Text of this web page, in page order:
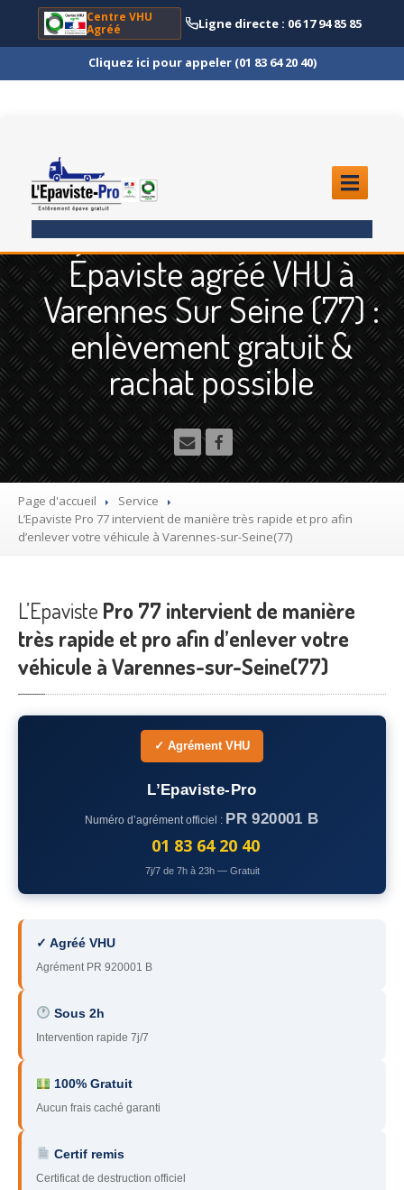
Centre VHU
Agréé
Ligne directe : 06 17 94 85 85
Cliquez ici pour appeler (01 83 64 20 40)
ENLÈVEMENTÉPAVE
Quoi?
Scooteret Moto
Camion et Poids Lourd
Utilitaire
Démolisseuragrée VHU gratuit
Mettre à la casse sa voiture
Dépollutionde véhicule hors d’usage gratuit
Destruction de voiture agréé
EpavisteGratuit
Rachat voiture accidentée
Où?
– Seine-et-Marne
– Yvelines
– Hauts-de-Seine
93– Seine-Saint-Denis
94 – Val-de-Marne
95– Val d’Oise
91 – Essonne
– Yonne
60 – Oise
45 – Loiret
Épaviste agréé VHU à
Varennes Sur Seine (77) :
enlèvement gratuit &
rachat possible
Page d'accueil
Service
L’Epaviste Pro 77 intervient de manière très rapide et pro afin
d’enlever votre véhicule à Varennes-sur-Seine(77)
L’Epaviste Pro 77 intervient de manière
très rapide et pro afin d’enlever votre
véhicule à Varennes-sur-Seine(77)
✓ Agrément VHU
L’Epaviste-Pro
Numéro d’agrément officiel : PR 920001 B
01 83 64 20 40
7j/7 de 7h à 23h — Gratuit
✓ Agréé VHU
Agrément PR 920001 B
Sous 2h
Intervention rapide 7j/7
100% Gratuit
Aucun frais caché garanti
Certif remis
Certificat de destruction officiel